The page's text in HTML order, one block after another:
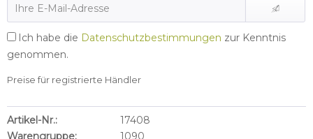
Ich habe die Datenschutzbestimmungen zur Kenntnis
genommen.
Preise für registrierte Händler
Artikel-Nr.:
17408
Warengruppe:
1090